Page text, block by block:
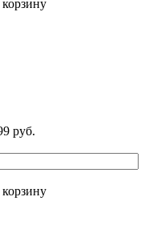
корзину
руб.